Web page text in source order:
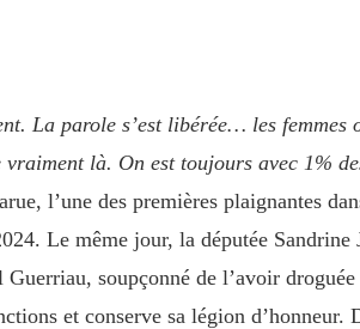
La parole s’est libérée… les femmes
vraiment là. On est toujours avec 1%
l’une des premières plaignantes
Le même jour, la députée Sandrine
soupçonné de l’avoir
et conserve sa légion d’honneur.